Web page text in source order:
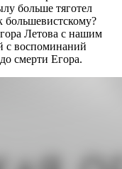
больше тяготел
Летова с нашим
с воспоминаний
смерти Егора.